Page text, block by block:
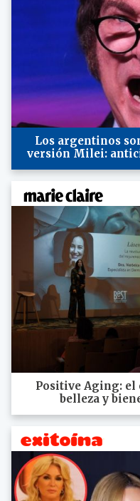
Los argentinos
versión Milei:
Positive Aging: el
belleza y